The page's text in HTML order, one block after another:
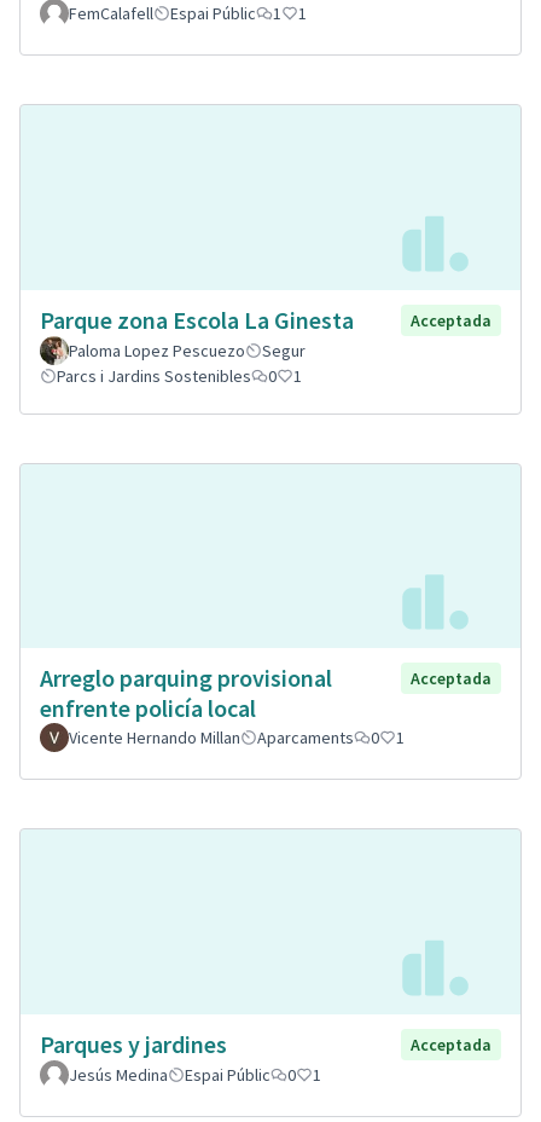
FemCalafell Espai Públic 1 1
Parque zona Escola La Ginesta
Acceptada
Paloma Lopez Pescuezo
Segur
Parcs i Jardins Sostenibles
0 1
Arreglo parquing provisional
enfrente policía local
Acceptada
Vicente Hernando Millan Aparcaments 0 1
Parques y jardines
Acceptada
Jesús Medina
Espai Públic 0 1